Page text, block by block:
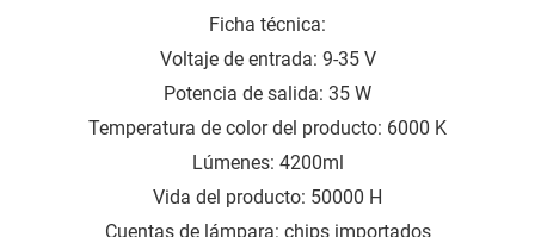
Ficha técnica:
Voltaje de entrada: 9-35 V
Potencia de salida: 35 W
Temperatura de color del producto: 6000 K
Lúmenes: 4200ml
Vida del producto: 50000 H
Cuentas de lámpara: chips importados